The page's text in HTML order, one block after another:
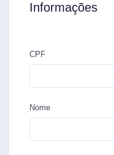
Informações
CPF
Nome